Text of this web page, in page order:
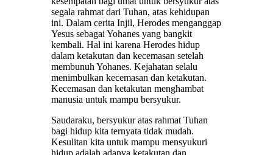
segala rahmat dari Tuhan, atas kehidupan
ini. Dalam cerita Injil, Herodes menganggap
Yesus sebagai Yohanes yang bangkit
kembali. Hal ini karena Herodes hidup
dalam ketakutan dan kecemasan setelah
membunuh Yohanes. Kejahatan selalu
menimbulkan kecemasan dan ketakutan.
Kecemasan dan ketakutan menghambat
manusia untuk mampu bersyukur.
Saudaraku, bersyukur atas rahmat Tuhan
bagi hidup kita ternyata tidak mudah.
Kesulitan kita untuk mampu mensyukuri
hidup adalah adanya ketakutan dan